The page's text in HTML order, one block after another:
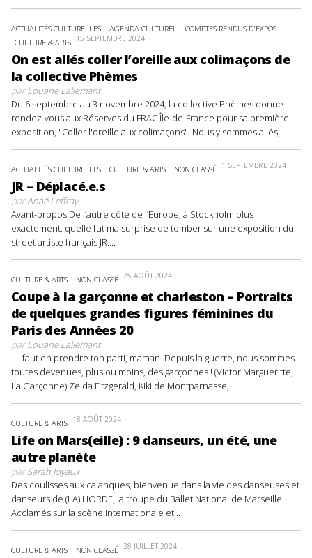
ACTUALITÉS CULTURELLES AGENDA CULTUREL
COMPTES RENDUS D'EXPOS
CULTURE & ARTS 15 SEPTEMBRE 2024
On est allés coller l’oreille aux colimaçons de
la collective Phèmes
parLouane Lallemant
Du 6 septembre au 3 novembre 2024, la collective Phèmes donne
rendez-vous aux Réserves du FRAC Île-de-France pour sa première
exposition, "Coller l'oreille aux colimaçons". Nous y sommes allés,...
ACTUALITÉS CULTURELLES CULTURE & ARTS NON CLASSÉ 1 SEPTEMBRE 2024
JR – Déplacé.e.s
parAnaë Leffray
Avant-propos De l’autre côté de l’Europe, à Stockholm plus
exactement, quelle fut ma surprise de tomber sur une exposition du
street artiste français JR....
CULTURE & ARTS NON CLASSÉ 25 AOÛT 2024
Coupe à la garçonne et charleston – Portraits
de quelques grandes figures féminines du
Paris des Années 20
parLouane Lallemant
- Il faut en prendre ton parti, maman. Depuis la guerre, nous sommes
toutes devenues, plus ou moins, des garçonnes ! (Victor Margueritte,
La Garçonne) Zelda Fitzgerald, Kiki de Montparnasse,...
CULTURE & ARTS 18 AOÛT 2024
Life on Mars(eille) : 9 danseurs, un été, une
autre planète
parSarah Joyaux
Des coulisses aux calanques, bienvenue dans la vie des danseuses et
danseurs de (LA) HORDE, la troupe du Ballet National de Marseille.
Acclamés sur la scène internationale et...
CULTURE & ARTS NON CLASSÉ 28 JUILLET 2024